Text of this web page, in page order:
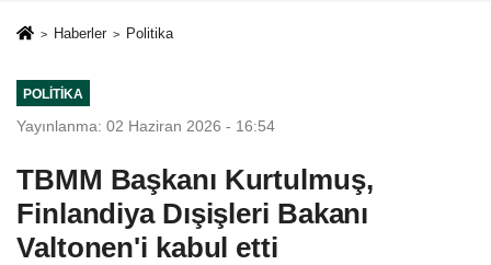
Haberler Politika
POLITIKA
Yayınlanma: 02 Haziran 2026 - 16:54
TBMM Başkanı Kurtulmuş,
Finlandiya Dışişleri Bakanı
Valtonen'i kabul etti